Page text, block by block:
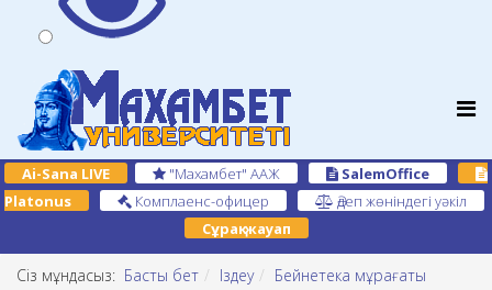
Ai-Sana LIVE "Махамбет" ААЖ
SalemOffice
Platonus
Комплаенс-офицер
Әдеп жөніндегі уәкіл
Сұрақ-жауап
Сіз мұндасыз: Басты бет Іздеу
Бейнетека мұрағаты